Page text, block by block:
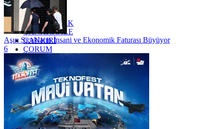
YALOVA
YOZGAT
ZONGULDAK
ÇANAKKALE
ÇANKIRI
ÇORUM
İSTANBUL
İZMİR
ŞANLIURFA
ŞIRNAK
Aşırı Sıcakların İnsani ve Ekonomik Faturası Büyüyor
6